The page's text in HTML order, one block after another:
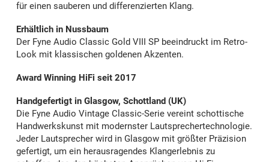
für einen sauberen und differenzierten Klang.
Erhältlich in Nussbaum
Der Fyne Audio Classic Gold VIII SP beeindruckt im Retro-
Look mit klassischen goldenen Akzenten.
Award Winning HiFi seit 2017
Handgefertigt in Glasgow, Schottland (UK)
Die Fyne Audio Vintage Classic-Serie vereint schottische
Handwerkskunst mit modernster Lautsprechertechnologie.
Jeder Lautsprecher wird in Glasgow mit größter Präzision
gefertigt, um ein herausragendes Klangerlebnis zu